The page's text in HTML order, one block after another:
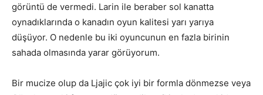
görüntü de vermedi. Larin ile beraber sol kanatta
oynadıklarında o kanadın oyun kalitesi yarı yarıya
düşüyor. O nedenle bu iki oyuncunun en fazla birinin
sahada olmasında yarar görüyorum.
Bir mucize olup da Ljajic çok iyi bir formla dönmezse veya